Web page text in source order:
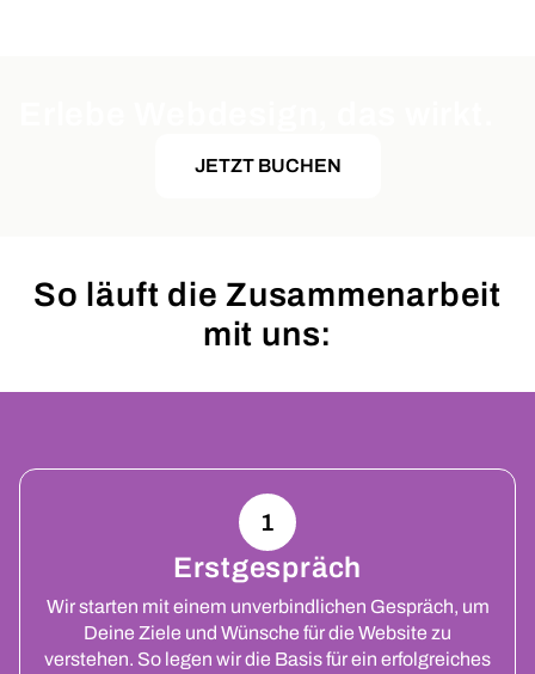
JETZT BUCHEN
So läuft die Zusammenarbeit
mit uns:
1
Erstgespräch
Wir starten mit einem unverbindlichen Gespräch, um
Deine Ziele und Wünsche für die Website zu
verstehen. So legen wir die Basis für ein erfolgreiches